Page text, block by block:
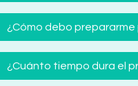
¿Cómo debo
¿Cuánto tiempo dura el